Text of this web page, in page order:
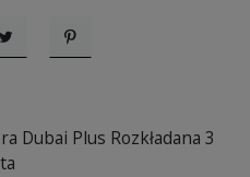
Pinterest
Dubai Plus Rozkładana 3